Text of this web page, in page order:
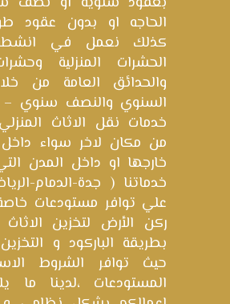
الحاجه او بدون عقود
كذلك نعمل في
الحشرات المنزلية
والحدائق العامة من
السنوي والنصف سنوي –
خدمات نقل الاثاث
من مكان لاخر سواء داخل
خارجها او داخل المدن
خدماتنا ( جدة-الدمام-
علي توافر مستودعات
ركن الأرض لتخزين
بطريقة الباركود و
حيث توافر الشروط
المستودعات ،لدينا ما